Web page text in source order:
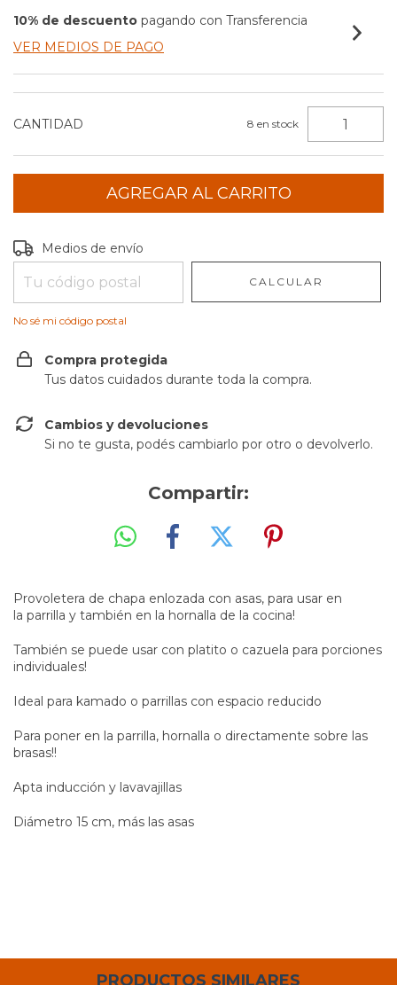
10% de descuento pagando con Transferencia
VER MEDIOS DE PAGO
CANTIDAD 8 en stock
Entregas para el CP:
Medios de envío
CALCULAR
No sé mi código postal
Compra protegida
Tus datos cuidados durante toda la compra.
Cambios y devoluciones
Si no te gusta, podés cambiarlo por otro o devolverlo.
Compartir:
Provoletera de chapa enlozada con asas, para usar en
la parrilla y también en la hornalla de la cocina!
También se puede usar con platito o cazuela para porciones
individuales!
Ideal para kamado o parrillas con espacio reducido
Para poner en la parrilla, hornalla o directamente sobre las
brasas!!
Apta inducción y lavavajillas
Diámetro 15 cm, más las asas
PRODUCTOS SIMILARES